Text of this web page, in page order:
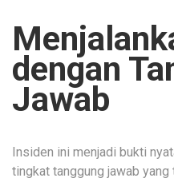
dengan
Jawab
Insiden ini menjadi bukti
tingkat tanggung jawab